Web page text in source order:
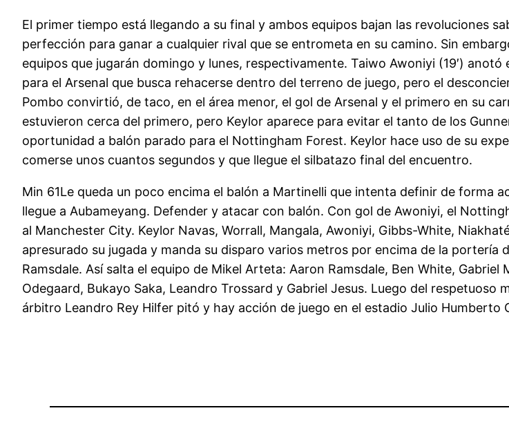
El primer tiempo está llegando a su final y ambos equipos bajan las revoluciones
perfección para ganar a cualquier rival que se entrometa en su camino. Sin
equipos que jugarán domingo y lunes, respectivamente. Taiwo Awoniyi (19′)
para el Arsenal que busca rehacerse dentro del terreno de juego, pero el
Pombo convirtió, de taco, en el área menor, el gol de Arsenal y el primero en su
estuvieron cerca del primero, pero Keylor aparece para evitar el tanto de los
oportunidad a balón parado para el Nottingham Forest. Keylor hace uso de su
comerse unos cuantos segundos y que llegue el silbatazo final del encuentro.
Min 61Le queda un poco encima el balón a Martinelli que intenta definir de forma
llegue a Aubameyang. Defender y atacar con balón. Con gol de Awoniyi, el
al Manchester City. Keylor Navas, Worrall, Mangala, Awoniyi, Gibbs-White,
apresurado su jugada y manda su disparo varios metros por encima de la portería
Ramsdale. Así salta el equipo de Mikel Arteta: Aaron Ramsdale, Ben White,
Odegaard, Bukayo Saka, Leandro Trossard y Gabriel Jesus. Luego del
árbitro Leandro Rey Hilfer pitó y hay acción de juego en el estadio Julio Humberto